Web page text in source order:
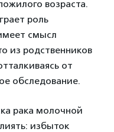
возраста.
роль
смысл
из родственников
от
обследование.
рака молочной
избыток